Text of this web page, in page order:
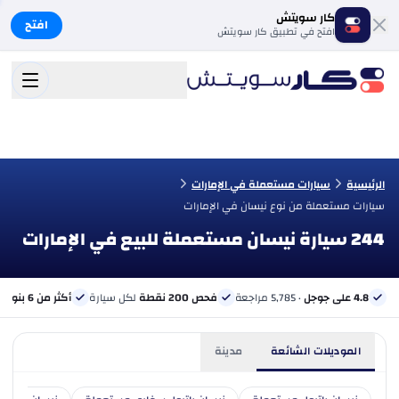
كار سويتش
افتح في تطبيق كار سويتش افتح
الرئيسية
سيارات مستعملة في الإمارات
سيارات مستعملة من نوع نيسان في الإمارات
244 سيارة نيسان مستعملة للبيع في الإمارات
4.8 على جوجل · 5,785 مراجعة فحص 200 نقطة لكل سيارة أكثر من 6 بنوك
الموديلات الشائعة مدينة